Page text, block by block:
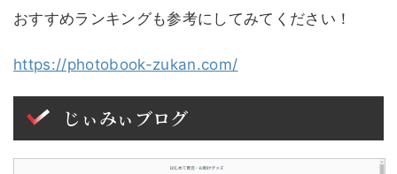
おすすめランキングも参考にしてみてください！
https://photobook-zukan.com/
じぃみぃブログ